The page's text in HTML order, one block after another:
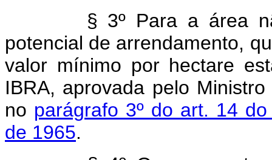
§ 3º Para a área não
potencial de arrendamento,
valor mínimo por hectare
IBRA, aprovada pelo
no parágrafo 3º do art. 14
de 1965.